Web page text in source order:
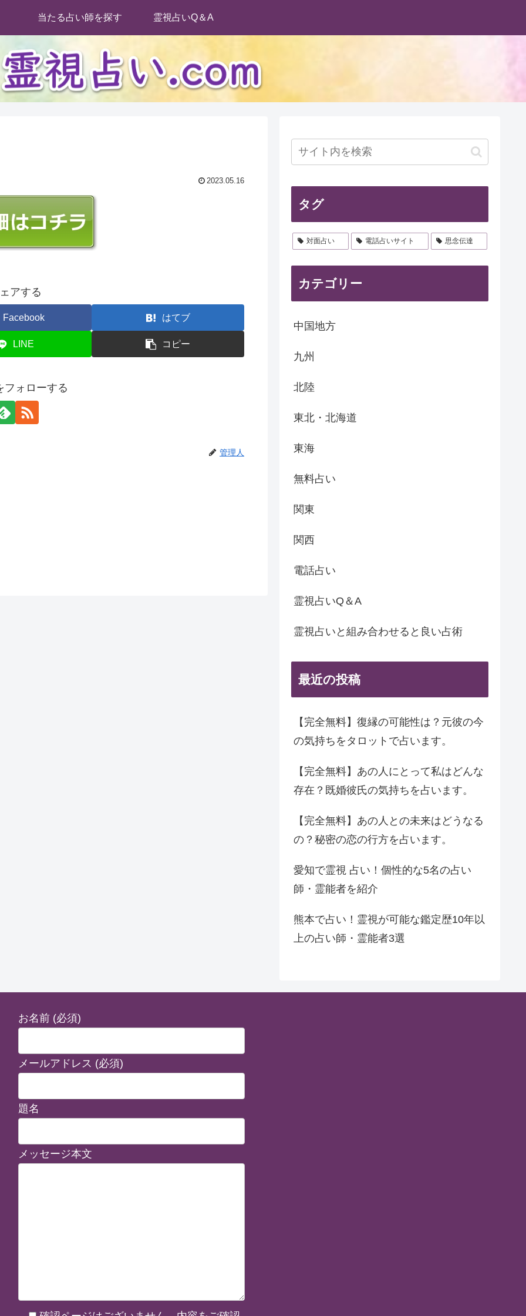
当たる占い師を探す 霊視占いQ＆A
2023.05.16
アする
Facebook はてブ
LINE コピー
フォローする
管理人
タグ
対面占い 電話占いサイト 思念伝達
カテゴリー
中国地方
九州
北陸
東北・北海道
東海
無料占い
関東
関西
電話占い
霊視占いQ＆A
霊視占いと組み合わせると良い占術
最近の投稿
【完全無料】復縁の可能性は？元彼の今
の気持ちをタロットで占います。
【完全無料】あの人にとって私はどんな
存在？既婚彼氏の気持ちを占います。
【完全無料】あの人との未来はどうなる
の？秘密の恋の行方を占います。
愛知で霊視 占い！個性的な5名の占い
師・霊能者を紹介
熊本で占い！霊視が可能な鑑定歴10年以
上の占い師・霊能者3選
お名前 (必須)
メールアドレス (必須)
題名
メッセージ本文